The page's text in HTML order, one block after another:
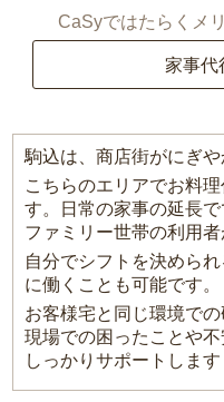
CaSyではたらくメ
家事代
駒込は、商店街がにぎや
こちらのエリアでお料
す。日常の家事の延長
ファミリー世帯の利用者
自分でシフトを決めら
に働くことも可能です。
お客様宅と同じ環境で
現場での困ったことや
しっかりサポートします